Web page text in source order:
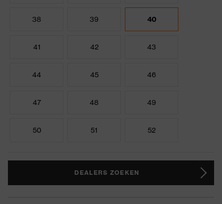
38 39 40
41 42 43
44 45 46
47 48 49
50 51 52
DEALERS ZOEKEN